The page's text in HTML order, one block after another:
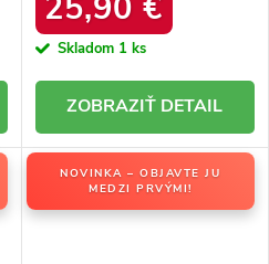
Skladom 1 ks
DETAIL
NOVINKA – OBJAVTE JU
MEDZI PRVÝMI!